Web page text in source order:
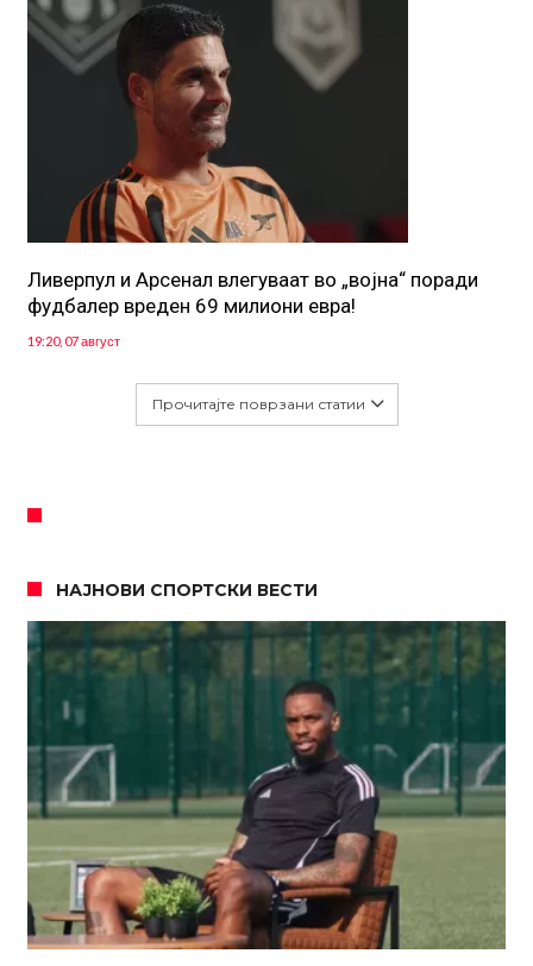
Ливерпул и Арсенал влегуваат во „војна“ поради
фудбалер вреден 69 милиони евра!
19:20, 07 август
Прочитајте поврзани статии
НАЈНОВИ СПОРТСКИ ВЕСТИ